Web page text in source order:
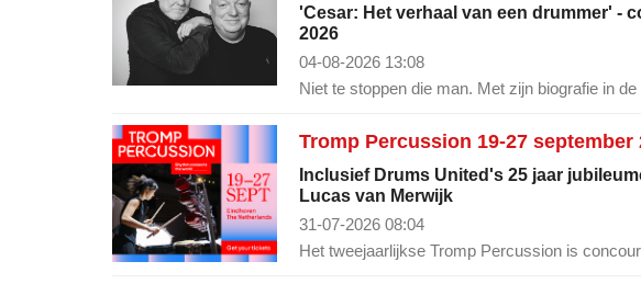
'Cesar: Het verhaal van een drummer' -
2026
04-08-2026 13:08
Niet te stoppen die man. Met zijn biografie in
Tromp Percussion 19-27
Inclusief Drums United's 25 jaar
Lucas van Merwijk
31-07-2026 08:04
Het tweejaarlijkse Tromp Percussion is